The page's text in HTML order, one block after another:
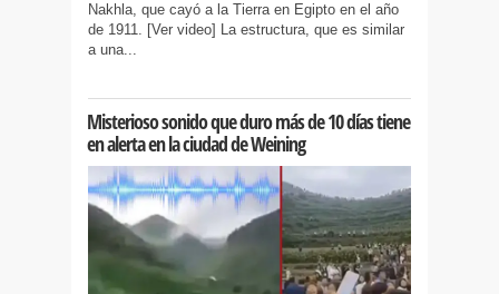
Nakhla, que cayó a la Tierra en Egipto en el año
de 1911. [Ver video] La estructura, que es similar
a una...
Misterioso sonido que duro más de 10 días tiene
en alerta en la ciudad de Weining